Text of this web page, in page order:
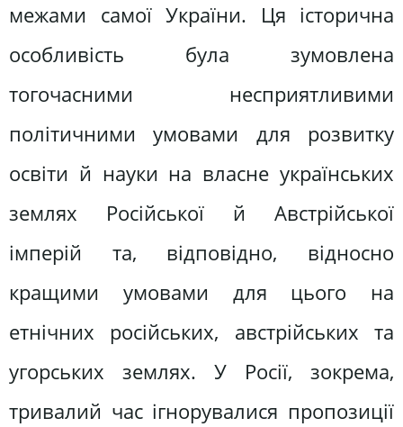
межами самої України. Ця історична
особливість була зумовлена
тогочасними несприятливими
політичними умовами для розвитку
освіти й науки на власне українських
землях Російської й Австрійської
імперій та, відповідно, відносно
кращими умовами для цього на
етнічних російських, австрійських та
угорських землях. У Росії, зокрема,
тривалий час ігнорувалися пропозиції